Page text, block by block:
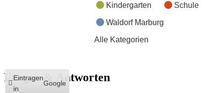
Kindergarten Schule
Waldorf Marburg
Alle Kategorien
Eintragen
in
Google
Fragen & Antworten